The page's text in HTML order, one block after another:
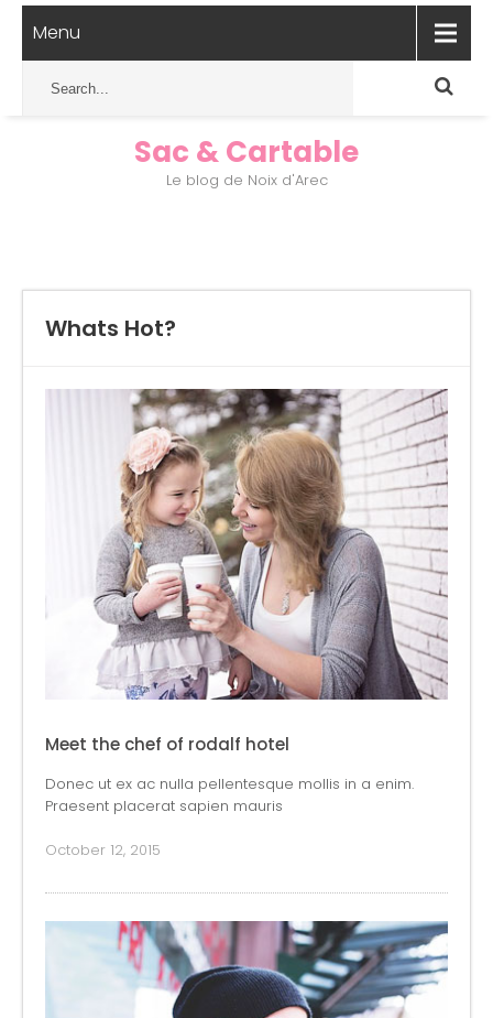
Menu
Sac & Cartable
Le blog de Noix d'Arec
Whats Hot?
Meet the chef of rodalf hotel
Donec ut ex ac nulla pellentesque mollis in a enim.
Praesent placerat sapien mauris
October 12, 2015